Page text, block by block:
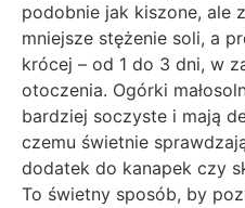
podobnie jak kiszone, ale
mniejsze stężenie soli, a
krócej – od 1 do 3 dni, w
otoczenia. Ogórki
bardziej soczyste i mają
czemu świetnie
dodatek do kanapek czy
To świetny sposób, by